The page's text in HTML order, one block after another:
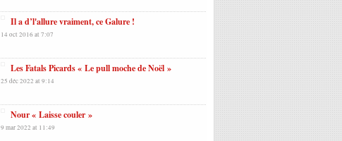
Il a d’l'allure vraiment, ce Galure !
14 oct 2016 at 7:07
Les Fatals Picards « Le pull moche de Noël »
25 déc 2022 at 9:14
Nour « Laisse couler »
9 mar 2022 at 11:49